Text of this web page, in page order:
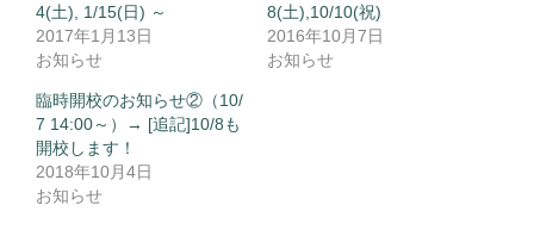
4(土), 1/15(日) ～
2017年1月13日
お知らせ
8(土),10/10(祝)
2016年10月7日
お知らせ
臨時開校のお知らせ②（10/
7 14:00～）→ [追記]10/8も
開校します！
2018年10月4日
お知らせ